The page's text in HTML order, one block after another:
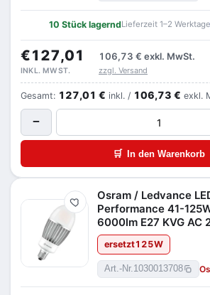
10 Stück lagerndLieferzeit 1–2 Werktage
€127,01 106,73 € exkl. MwSt.
INKL. MWST. zzgl. Versand
Gesamt: 127,01 € inkl. / 106,73 € exkl.
−
🛒 In den Warenkorb
Merken
Osram / Ledvance
Performance 41-
6000lm E27 KVG AC
ersetzt125W
Art.-Nr.1030013708